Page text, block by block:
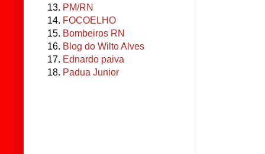
13. PM/RN
14. FOCOELHO
15. Bombeiros RN
16. Blog do Wilto Alves
17. Ednardo paiva
18. Padua Junior